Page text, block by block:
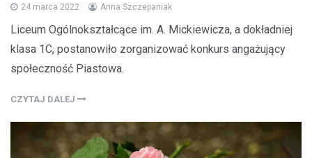
24 marca 2022 Anna Szczepaniak
Liceum Ogólnokształcące im. A. Mickiewicza, a dokładniej
klasa 1C, postanowiło zorganizować konkurs angażujący
społeczność Piastowa.
CZYTAJ DALEJ